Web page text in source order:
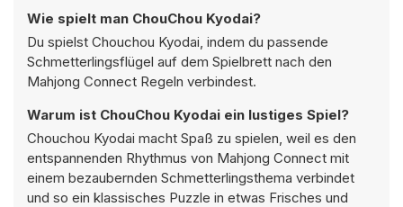
Wie spielt man ChouChou Kyodai?
Du spielst Chouchou Kyodai, indem du passende
Schmetterlingsflügel auf dem Spielbrett nach den
Mahjong Connect Regeln verbindest.
Warum ist ChouChou Kyodai ein lustiges Spiel?
Chouchou Kyodai macht Spaß zu spielen, weil es den
entspannenden Rhythmus von Mahjong Connect mit
einem bezaubernden Schmetterlingsthema verbindet
und so ein klassisches Puzzle in etwas Frisches und